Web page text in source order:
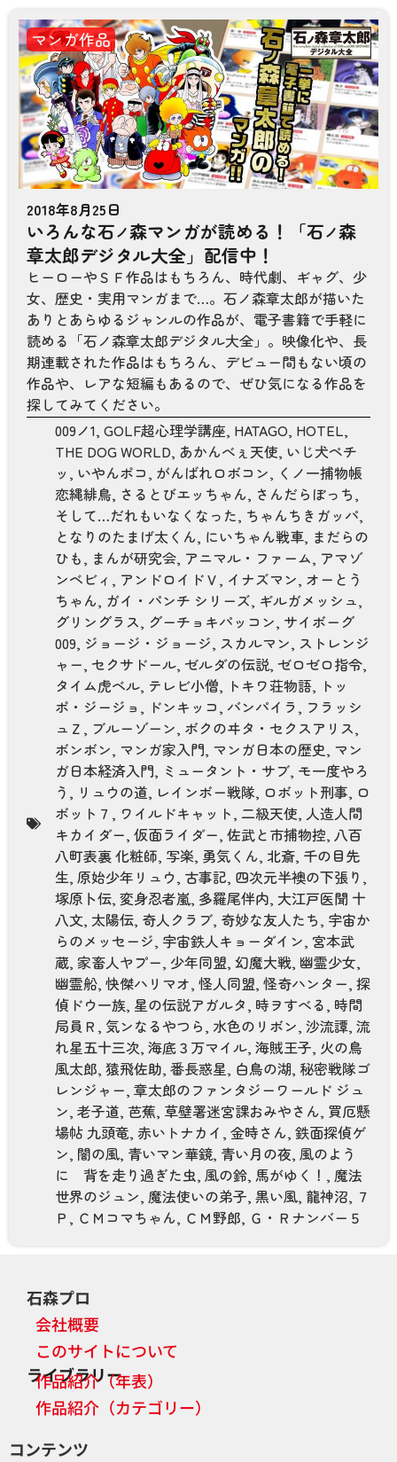
マンガ作品
2018年8月25日
いろんな石ノ森マンガが読める！「石ノ森
章太郎デジタル大全」配信中！
ヒーローやＳＦ作品はもちろん、時代劇、ギャグ、少
女、歴史・実用マンガまで…。石ノ森章太郎が描いた
ありとあらゆるジャンルの作品が、電子書籍で手軽に
読める「石ノ森章太郎デジタル大全」。映像化や、長
期連載された作品はもちろん、デビュー間もない頃の
作品や、レアな短編もあるので、ぜひ気になる作品を
探してみてください。
009ノ1, GOLF超心理学講座, HATAGO, HOTEL,
THE DOG WORLD, あかんべぇ天使, いじ犬ペチ
ッ , いやんポコ, がんばれロボコン, くノ一捕物帳
恋縄緋鳥, さるとびエッちゃん, さんだらぼっち,
そして…だれもいなくなった, ちゃんちきガッパ,
となりのたまげ太くん, にいちゃん戦車, まだらの
ひも, まんが研究会, アニマル・ファーム, アマゾ
ンベビィ , アンドロイドＶ, イナズマン, オーとう
ちゃん, ガイ・パンチ シリーズ, ギルガメッシュ,
グリングラス, グーチョキパッコン, サイボーグ
009, ジョージ・ジョージ, スカルマン, ストレンジ
ャー, セクサドール, ゼルダの伝説, ゼロゼロ指令,
タイム虎ベル, テレビ小僧, トキワ荘物語, トッ
ポ・ジージョ , ドンキッコ, バンパイラ, フラッシ
ュＺ , ブルーゾーン, ボクのヰタ・セクスアリス,
ボンボン, マンガ家入門, マンガ日本の歴史, マン
ガ日本経済入門, ミュータント・サブ, モ一度やろ
う , リュウの道, レインボー戦隊, ロボット刑事, ロ
ボット７ , ワイルドキャット, 二級天使, 人造人間
キカイダー, 仮面ライダー, 佐武と市捕物控, 八百
八町表裏 化粧師, 写楽, 勇気くん, 北斎, 千の目先
生, 原始少年リュウ, 古事記, 四次元半襖の下張り ,
塚原卜伝, 変身忍者嵐, 多羅尾伴内, 大江戸医聞 十
八文, 太陽伝, 奇人クラブ, 奇妙な友人たち, 宇宙か
らのメッセージ, 宇宙鉄人キョーダイン, 宮本武
蔵, 家畜人ヤプー, 少年同盟, 幻魔大戦, 幽霊少女,
幽霊船, 快傑ハリマオ, 怪人同盟, 怪奇ハンター, 探
偵ドウ一族, 星の伝説アガルタ, 時ヲすべる, 時間
局員Ｒ , 気ンなるやつら, 水色のリボン, 沙流譚, 流
れ星五十三次, 海底３万マイル, 海賊王子, 火の鳥
風太郎, 猿飛佐助, 番長惑星, 白鳥の湖, 秘密戦隊ゴ
レンジャー, 章太郎のファンタジーワールド ジュ
ン, 老子道, 芭蕉, 草壁署迷宮課おみやさん, 買厄懸
場帖 九頭竜, 赤いトナカイ , 金時さん, 鉄面探偵ゲ
ン, 闇の風, 青いマン華鏡, 青い月の夜, 風のよう
に 背を走り過ぎた虫, 風の鈴, 馬がゆく！ , 魔法
世界のジュン, 魔法使いの弟子, 黒い風, 龍神沼, ７
Ｐ , ＣＭコマちゃん, ＣＭ野郎, Ｇ・Ｒナンバー５
石森プロ
会社概要
このサイトについて
ライブラリー
作品紹介（年表）
作品紹介（カテゴリー）
コンテンツ